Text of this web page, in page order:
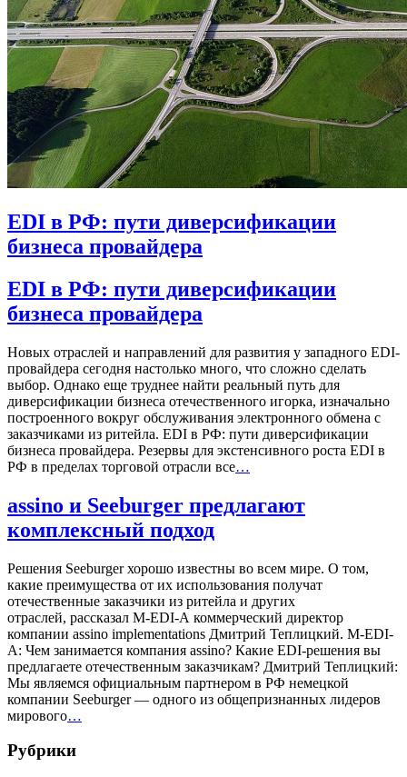
EDI в РФ: пути диверсификации
бизнеса провайдера
EDI в РФ: пути диверсификации
бизнеса провайдера
Новых отраслей и направлений для развития у западного EDI-
провайдера сегодня настолько много, что сложно сделать
выбор. Однако еще труднее найти реальный путь для
диверсификации бизнеса отечественного игорка, изначально
построенного вокруг обслуживания электронного обмена с
заказчиками из ритейла. EDI в РФ: пути диверсификации
бизнеса провайдера. Резервы для экстенсивного роста EDI в
РФ в пределах торговой отрасли все…
assino и Seeburger предлагают
комплексный подход
Решения Seeburger хорошо известны во всем мире. О том,
какие преимущества от их использования получат
отечественные заказчики из ритейла и других
отраслей, рассказал M-EDI-A коммерческий директор
компании assino implementations Дмитрий Теплицкий. M-EDI-
A: Чем занимается компания assino? Какие EDI-решения вы
предлагаете отечественным заказчикам? Дмитрий Теплицкий:
Мы являемся официальным партнером в РФ немецкой
компании Seeburger — одного из общепризнанных лидеров
мирового…
Рубрики